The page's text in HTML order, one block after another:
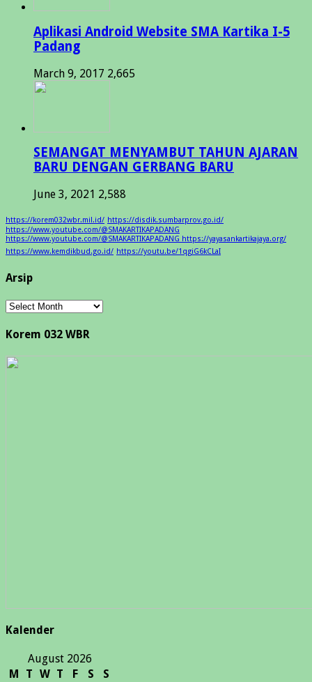
Aplikasi Android Website SMA Kartika I-5
Padang
March 9, 2017 2,665
SEMANGAT MENYAMBUT TAHUN AJARAN
BARU DENGAN GERBANG BARU
June 3, 2021 2,588
https://korem032wbr.mil.id/ https://disdik.sumbarprov.go.id/
https://www.youtube.com/@SMAKARTIKAPADANG
https://www.youtube.com/@SMAKARTIKAPADANG https://yayasankartikajaya.org/
https://www.kemdikbud.go.id/ https://youtu.be/1qgiG6kCLaI
Arsip
Arsip
Korem 032 WBR
Kalender
August 2026
M
T W T F S
S